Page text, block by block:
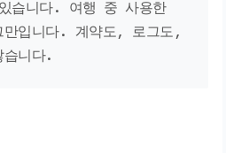
습니다. 여행 중 사용한
만입니다. 계약도, 로그도,
니다.